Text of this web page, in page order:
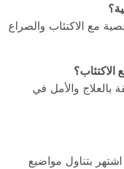
مع الاكتئاب والصراع
الاكتئاب؟
بالعلاج والأمل في
بتناول مواضيع